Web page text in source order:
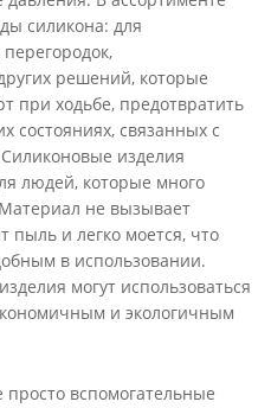
силикона: для
решений, которые
при ходьбе, предотвратить
состояниях, связанных с
изделия
людей, которые много
не вызывает
пыль и легко моется, что
в использовании.
могут использоваться
и экологичным
вспомогательные